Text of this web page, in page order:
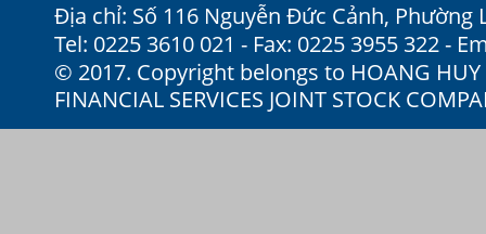
Địa chỉ: Số 116 Nguyễn Đức Cảnh, Phường
Tel: 0225 3610 021 - Fax: 0225 3955 322 -
© 2017. Copyright belongs to HOANG HUY
FINANCIAL SERVICES JOINT STOCK